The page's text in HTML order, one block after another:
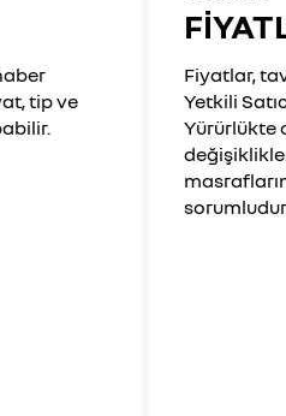
tip ve
Fiyatlar,
Yetkili
Yürürlükte